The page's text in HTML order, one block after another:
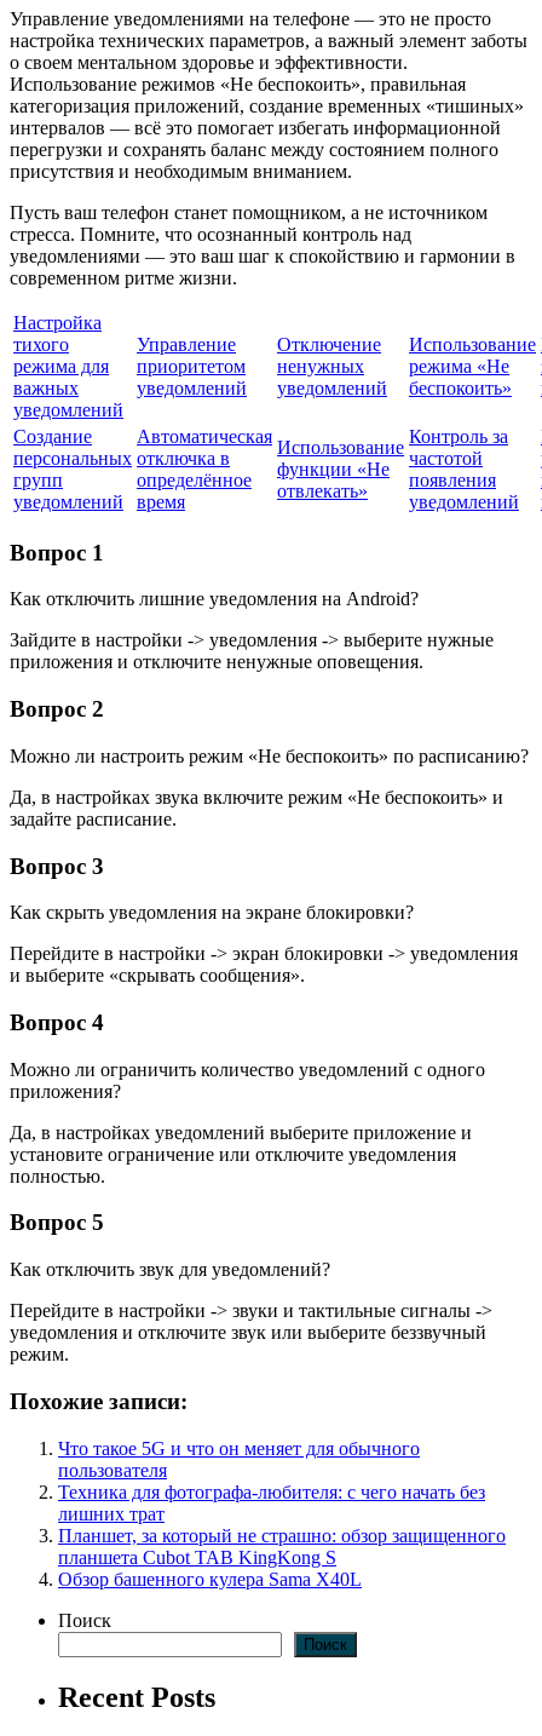
Управление уведомлениями на телефоне — это не просто
настройка технических параметров, а важный элемент заботы
о своем ментальном здоровье и эффективности.
Использование режимов «Не беспокоить», правильная
категоризация приложений, создание временных «тишиных»
интервалов — всё это помогает избегать информационной
перегрузки и сохранять баланс между состоянием полного
присутствия и необходимым вниманием.
Пусть ваш телефон станет помощником, а не источником
стресса. Помните, что осознанный контроль над
уведомлениями — это ваш шаг к спокойствию и гармонии в
современном ритме жизни.
Настройка
тихого
режима для
важных
уведомлений
Управление
приоритетом
уведомлений
Отключение
ненужных
уведомлений
Использование
режима «Не
беспокоить»
Создание
персональных
групп
уведомлений
Автоматическая
отключка в
определённое
время
Использование
функции «Не
отвлекать»
Контроль за
частотой
появления
уведомлений
Вопрос 1
Как отключить лишние уведомления на Android?
Зайдите в настройки -> уведомления -> выберите нужные
приложения и отключите ненужные оповещения.
Вопрос 2
Можно ли настроить режим «Не беспокоить» по расписанию?
Да, в настройках звука включите режим «Не беспокоить» и
задайте расписание.
Вопрос 3
Как скрыть уведомления на экране блокировки?
Перейдите в настройки -> экран блокировки -> уведомления
и выберите «скрывать сообщения».
Вопрос 4
Можно ли ограничить количество уведомлений с одного
приложения?
Да, в настройках уведомлений выберите приложение и
установите ограничение или отключите уведомления
полностью.
Вопрос 5
Как отключить звук для уведомлений?
Перейдите в настройки -> звуки и тактильные сигналы ->
уведомления и отключите звук или выберите беззвучный
режим.
Похожие записи:
Что такое 5G и что он меняет для обычного
пользователя
Техника для фотографа-любителя: с чего начать без
лишних трат
Планшет, за который не страшно: обзор защищенного
планшета Cubot TAB KingKong S
Обзор башенного кулера Sama X40L
Поиск
Поиск
Recent Posts